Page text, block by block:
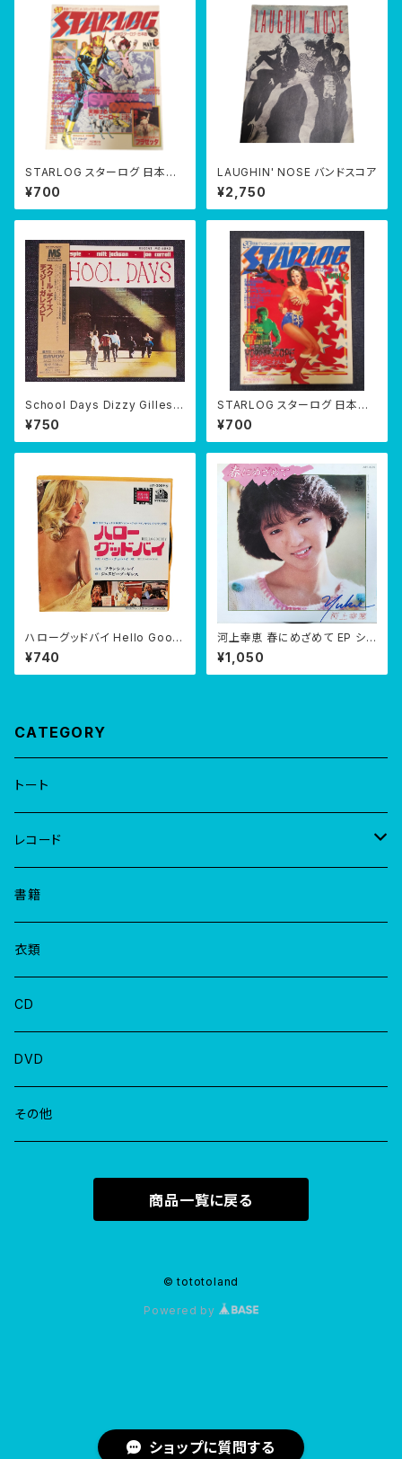
ショップに質問する
STARLOG スターログ 日本版
第7号【No.7】 1979年5月
¥700
LAUGHIN' NOSE バンドスコア
¥2,750
School Days Dizzy Gillespi
e CD 紙ジャケ
¥750
STARLOG スターログ 日本版
第6号【No.6】 1979年4月
¥700
ハローグッドバイ Hello Good
by 7" EP
¥740
河上幸恵 春にめざめて EP シン
グル 1984年
¥1,050
CATEGORY
トート
レコード
EP
LP
書籍
衣類
CD
DVD
その他
商品一覧に戻る
© tototoland
Powered by